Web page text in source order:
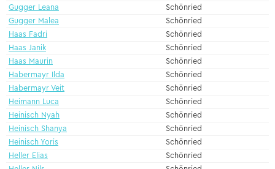
Gugger Leana
Schönried
Gugger Malea
Schönried
Haas Fadri
Schönried
Haas Janik
Schönried
Haas Maurin
Schönried
Habermayr Ilda
Schönried
Habermayr Veit
Schönried
Heimann Luca
Schönried
Heinisch Nyah
Schönried
Heinisch Shanya
Schönried
Heinisch Yoris
Schönried
Heller Elias
Schönried